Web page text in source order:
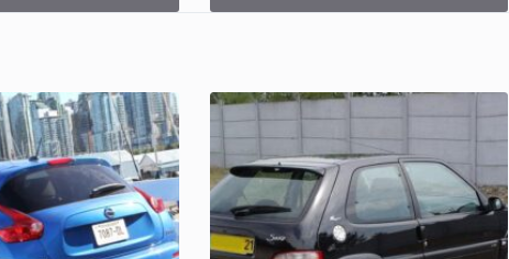
προϊόν
Οι
επιλογές
να
επιλεγούν
στη
σελίδα
του
προϊόντος